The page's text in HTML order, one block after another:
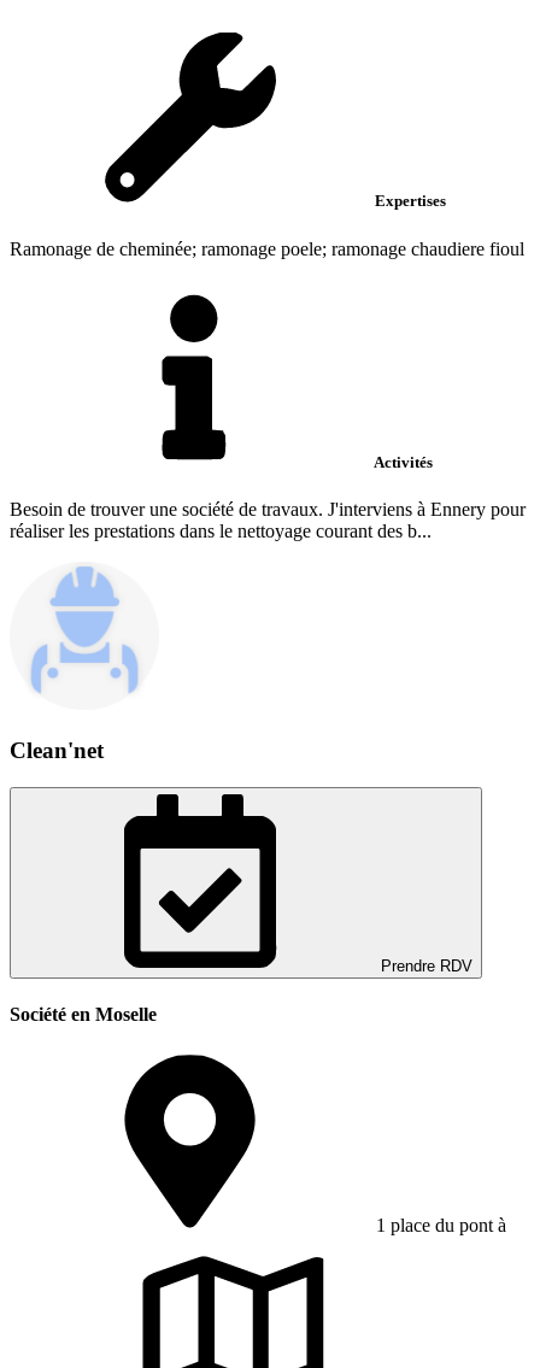
Expertises
Ramonage de cheminée; ramonage poele; ramonage chaudiere fioul
Activités
Besoin de trouver une société de travaux. J'interviens à Ennery pour
réaliser les prestations dans le nettoyage courant des b...
Clean'net
Prendre RDV
Société en Moselle
1 place du pont à